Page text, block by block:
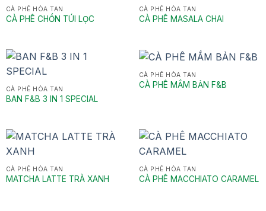
CÀ PHÊ HÒA TAN
CÀ PHÊ CHỒN TÚI LỌC
CÀ PHÊ HÒA TAN
CÀ PHÊ MASALA CHAI
CÀ PHÊ HÒA TAN
BAN F&B 3 IN 1 SPECIAL
CÀ PHÊ HÒA TAN
CÀ PHÊ MẮM BẢN F&B
CÀ PHÊ HÒA TAN
MATCHA LATTE TRÀ XANH
CÀ PHÊ HÒA TAN
CÀ PHÊ MACCHIATO CARAMEL